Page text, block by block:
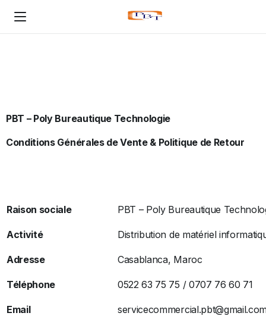
PBT – Poly Bureautique Technologie
Conditions Générales de Vente & Politique de Retour
Raison sociale PBT – Poly Bureautique
Activité Distribution de matériel
Adresse Casablanca, Maroc
Téléphone 0522 63 75 75 / 0707 76 60 71
Email